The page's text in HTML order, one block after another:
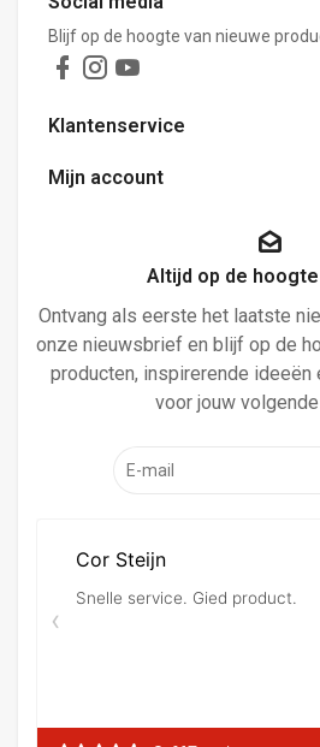
Blijf op de hoogte van nieuwe
Klantenservice
Mijn account
Altijd op de
Ontvang als eerste het laatste
onze nieuwsbrief en blijf op de
producten, inspirerende
voor jouw